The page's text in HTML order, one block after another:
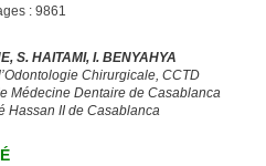
: 9861
S. HAITAMI, I. BENYAHYA
Chirurgicale, CCTD
Médecine Dentaire de Casablanca
Hassan II de Casablanca